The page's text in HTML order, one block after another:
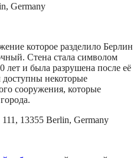
Germany
которое разделило Берлин
Стена стала символом
лет и была разрушена после её
доступны некоторые
сооружения, которые
111, 13355 Berlin, Germany